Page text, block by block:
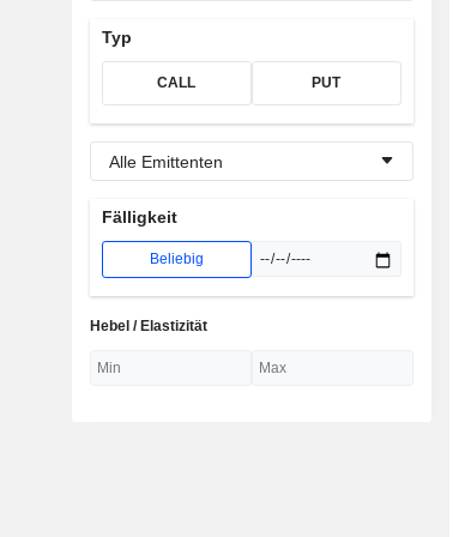
Typ
CALL PUT
Alle Emittenten
Fälligkeit
Beliebig
Hebel / Elastizität